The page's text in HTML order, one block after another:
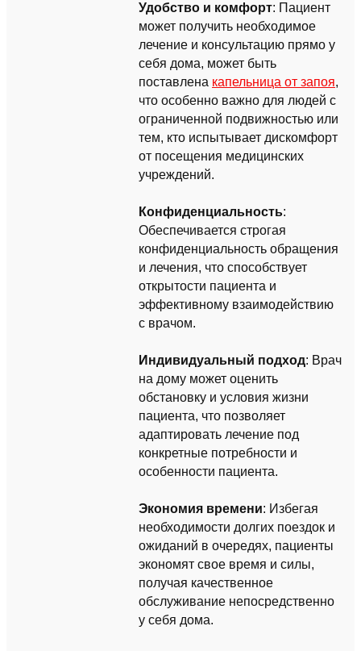
Удобство и комфорт: Пациент
может получить необходимое
лечение и консультацию прямо у
себя дома, может быть
поставлена капельница от запоя,
что особенно важно для людей с
ограниченной подвижностью или
тем, кто испытывает дискомфорт
от посещения медицинских
учреждений.
Конфиденциальность:
Обеспечивается строгая
конфиденциальность обращения
и лечения, что способствует
открытости пациента и
эффективному взаимодействию
с врачом.
Индивидуальный подход: Врач
на дому может оценить
обстановку и условия жизни
пациента, что позволяет
адаптировать лечение под
конкретные потребности и
особенности пациента.
Экономия времени: Избегая
необходимости долгих поездок и
ожиданий в очередях, пациенты
экономят свое время и силы,
получая качественное
обслуживание непосредственно
у себя дома.